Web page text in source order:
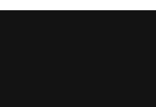
請與我們聯繫